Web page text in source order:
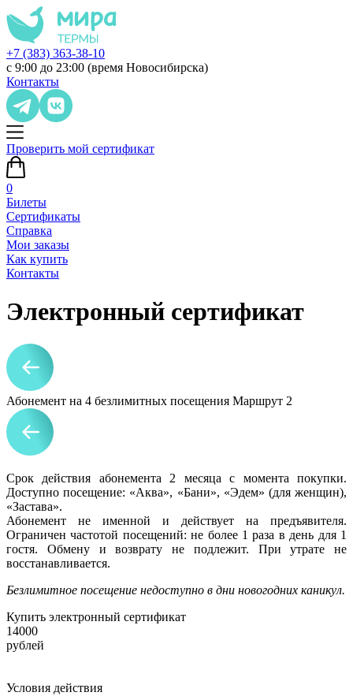
+7 (383) 363-38-10
с 9:00 до 23:00 (время Новосибирска)
Контакты
Проверить мой сертификат
0
Билеты
Сертификаты
Справка
Мои заказы
Как купить
Контакты
Электронный сертификат
Абонемент на 4 безлимитных посещения Маршрут 2
Срок действия абонемента 2 месяца с момента покупки.
Доступно посещение: «Аква», «Бани», «Эдем» (для женщин),
«Застава».
Абонемент не именной и действует на предъявителя.
Ограничен частотой посещений: не более 1 раза в день для 1
гостя. Обмену и возврату не подлежит. При утрате не
восстанавливается.
Безлимитное посещение недоступно в дни новогодних каникул.
Купить электронный сертификат
14000
рублей
Условия действия